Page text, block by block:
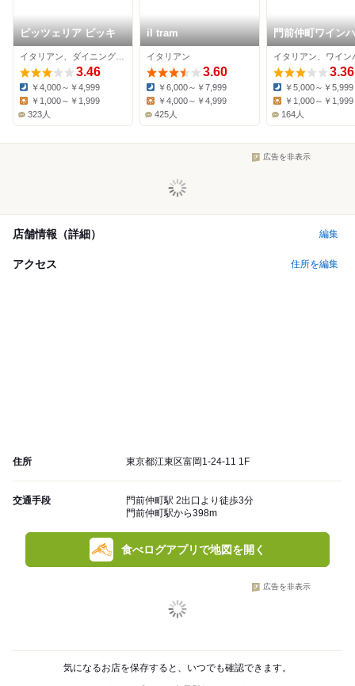
ピッツェリア ピッキ
3.46
Dinner:
￥4,000～￥4,999
￥1,000～￥1,999
323人
il tram
イタリアン
3.60
Dinner:
￥6,000～￥7,999
￥4,000～￥4,999
425人
門前仲町ワイン
BALLONDOR
イタリアン、ワイン
3.36
Dinner:
￥5,000～￥5,999
￥1,000～￥1,999
164人
広告を非表示
店舗情報（詳細） 編集
アクセス 住所を編集
住所 東京都江東区富岡1-24-11 1F
交通手段
門前仲町駅 2出口より徒歩3分
門前仲町駅から398m
食べログアプリで地図を開く
広告を非表示
気になるお店を保存すると、いつでも確認できます。